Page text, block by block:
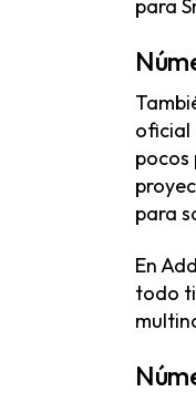
para
oficial
pocos
para
En
todo